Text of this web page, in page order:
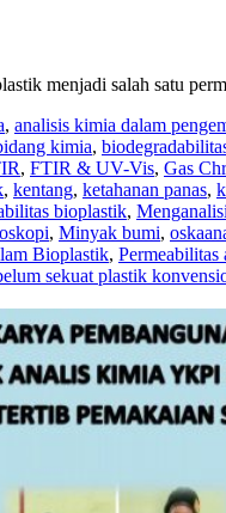
menjadi salah satu
, analisis kimia dalam
kimia,
, FTIR & UV-Vis, Gas
, kentang, ketahanan panas,
bioplastik,
, Minyak bumi,
Bioplastik, Permeabilitas
sekuat plastik